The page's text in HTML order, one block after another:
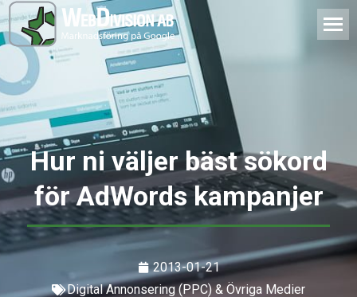
Hur ni väljer bäst sökord
för AdWords kampanjer
2013-01-21
Digital Annonsering (PPC) & Övriga Medier